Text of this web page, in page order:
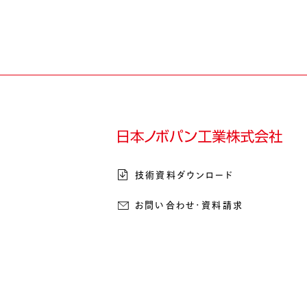
技術資料ダウンロード
お問い合わせ・資料請求